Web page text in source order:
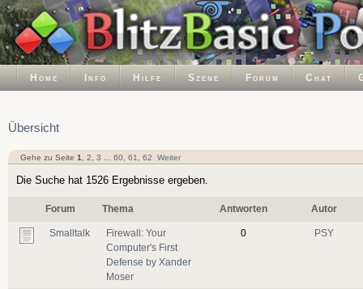
Home Info Hilfe Szene Forum Chat
Übersicht
Gehe zu Seite 1 2 3 60 61 62 Weiter
Die Suche hat 1526 Ergebnisse ergeben.
Forum Thema Antworten Autor
Smalltalk
Firewall: Your
Computer's First
Defense by Xander
Moser
0 PSY